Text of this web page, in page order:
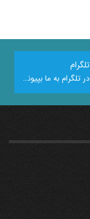
تلگرام
در تلگرام به ما بپیوندید